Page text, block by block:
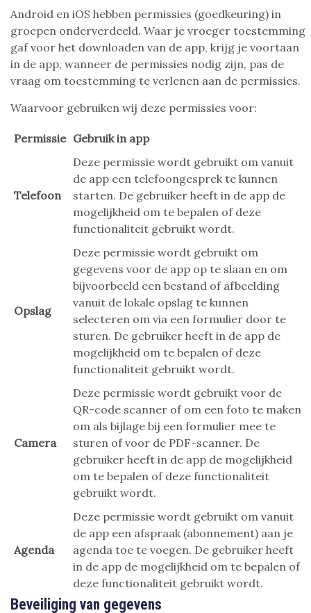
Android en iOS hebben permissies (goedkeuring) in
groepen onderverdeeld. Waar je vroeger toestemming
gaf voor het downloaden van de app, krijg je voortaan
in de app, wanneer de permissies nodig zijn, pas de
vraag om toestemming te verlenen aan de permissies.
Waarvoor gebruiken wij deze permissies voor:
Permissie Gebruik in app
Telefoon
Deze permissie wordt gebruikt om vanuit
de app een telefoongesprek te kunnen
starten. De gebruiker heeft in de app de
mogelijkheid om te bepalen of deze
functionaliteit gebruikt wordt.
Opslag
Deze permissie wordt gebruikt om
gegevens voor de app op te slaan en om
bijvoorbeeld een bestand of afbeelding
vanuit de lokale opslag te kunnen
selecteren om via een formulier door te
sturen. De gebruiker heeft in de app de
mogelijkheid om te bepalen of deze
functionaliteit gebruikt wordt.
Camera
Deze permissie wordt gebruikt voor de
QR-code scanner of om een foto te maken
om als bijlage bij een formulier mee te
sturen of voor de PDF-scanner. De
gebruiker heeft in de app de mogelijkheid
om te bepalen of deze functionaliteit
gebruikt wordt.
Agenda
Deze permissie wordt gebruikt om vanuit
de app een afspraak (abonnement) aan je
agenda toe te voegen. De gebruiker heeft
in de app de mogelijkheid om te bepalen of
deze functionaliteit gebruikt wordt.
Beveiliging van gegevens